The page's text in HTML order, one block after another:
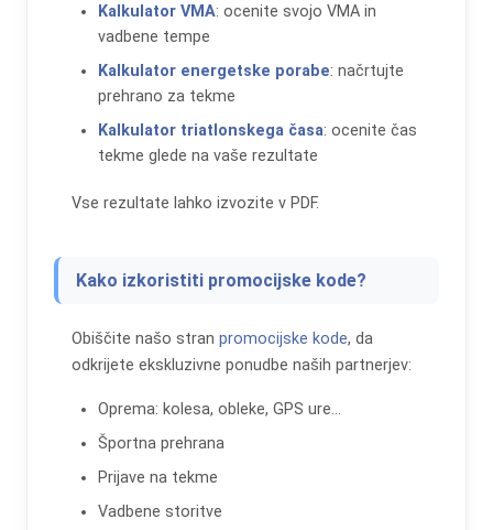
Kalkulator VMA: ocenite svojo VMA in
vadbene tempe
Kalkulator energetske porabe: načrtujte
prehrano za tekme
Kalkulator triatlonskega časa: ocenite čas
tekme glede na vaše rezultate
Vse rezultate lahko izvozite v PDF.
Kako izkoristiti promocijske kode?
Obiščite našo stran promocijske kode, da
odkrijete ekskluzivne ponudbe naših partnerjev:
Oprema: kolesa, obleke, GPS ure...
Športna prehrana
Prijave na tekme
Vadbene storitve